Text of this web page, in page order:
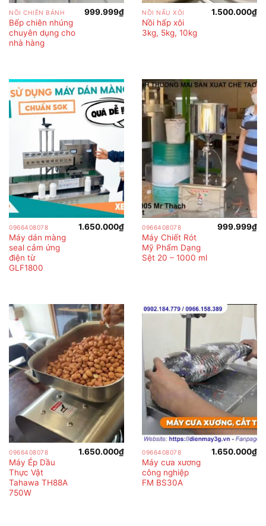
NỒI CHIÊN BÁNH
Bếp chiên nhúng
chuyên dụng cho
nhà hàng
999.999₫ NỒI NẤU XÔI
Nồi hấp xôi
3kg, 5kg, 10kg
1.500.000₫
0966408078
Máy dán màng
seal cảm ứng
điện từ
GLF1800
1.650.000₫ 0966408078
Máy Chiết Rót
Mỹ Phẩm Dạng
Sệt 20 – 1000 ml
999.999₫
0966408078
Máy Ép Dầu
Thực Vật
Tahawa TH88A
750W
1.650.000₫ 0966408078
Máy cưa xương
công nghiệp
FM BS30A
1.650.000₫